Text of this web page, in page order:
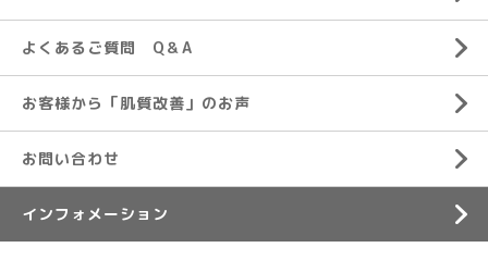
よくあるご質問 Q＆A
お客様から「肌質改善」のお声
お問い合わせ
インフォメーション